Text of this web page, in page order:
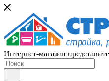
Интернет-магазин